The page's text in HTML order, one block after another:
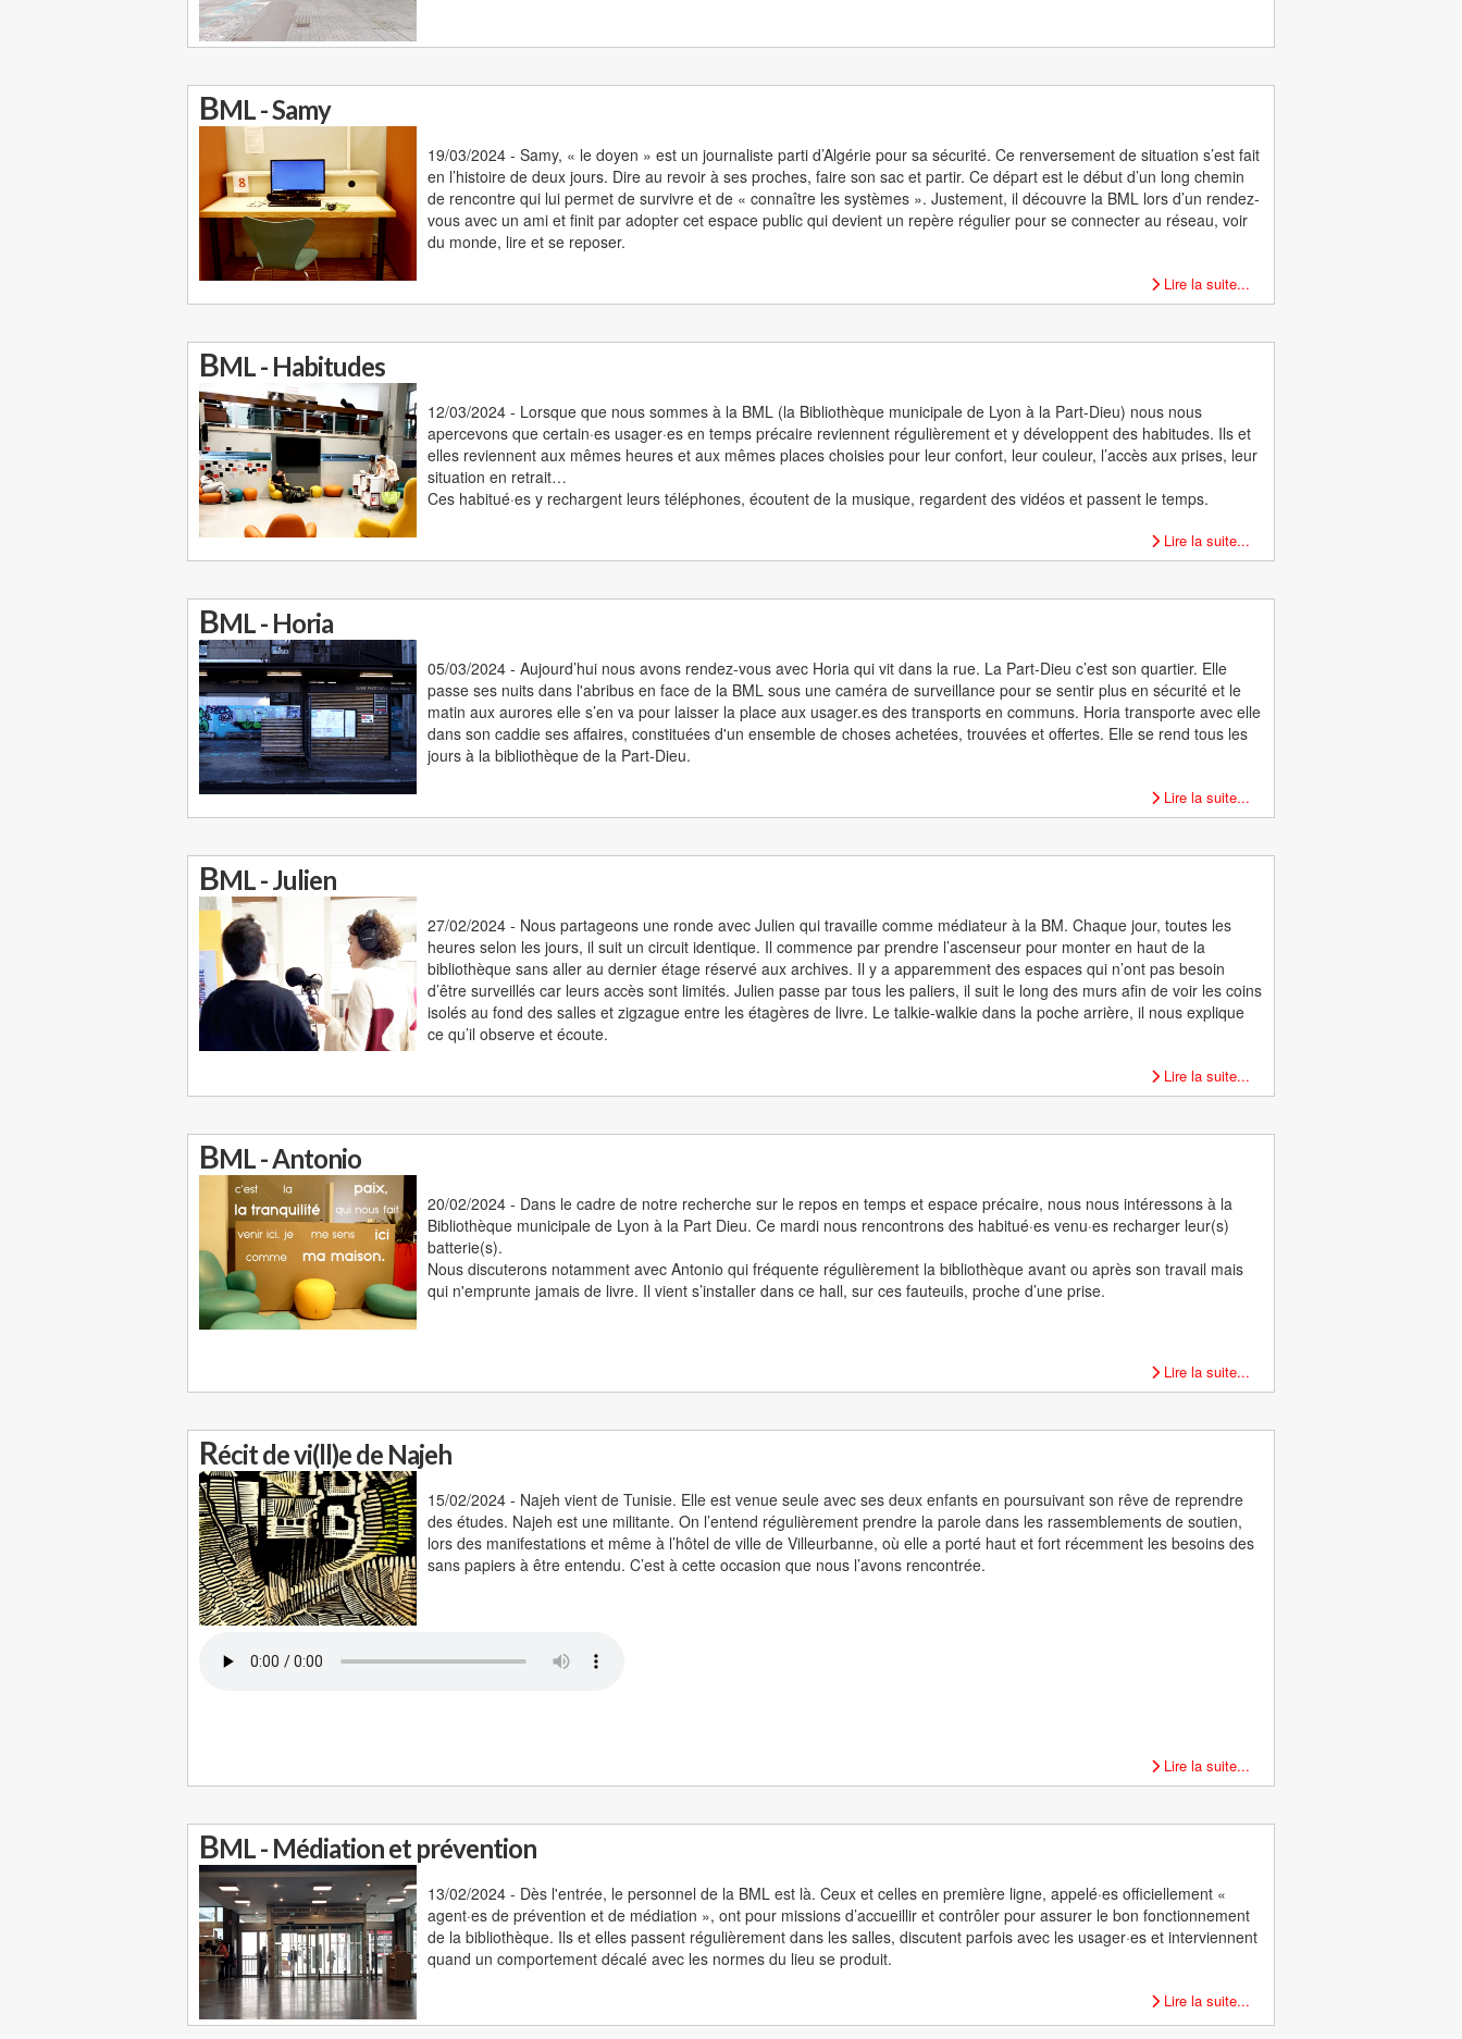
BML - Samy
19/03/2024 - Samy, « le doyen » est un journaliste parti d’Algérie pour sa sécurité. Ce renversement de situation s’est fait
en l’histoire de deux jours. Dire au revoir à ses proches, faire son sac et partir. Ce départ est le début d’un long chemin
de rencontre qui lui permet de survivre et de « connaître les systèmes ». Justement, il découvre la BML lors d’un rendez-
vous avec un ami et finit par adopter cet espace public qui devient un repère régulier pour se connecter au réseau, voir
du monde, lire et se reposer.
Lire la suite...
BML - Habitudes
12/03/2024 - Lorsque que nous sommes à la BML (la Bibliothèque municipale de Lyon à la Part-Dieu) nous nous
apercevons que certain·es usager·es en temps précaire reviennent régulièrement et y développent des habitudes. Ils et
elles reviennent aux mêmes heures et aux mêmes places choisies pour leur confort, leur couleur, l’accès aux prises, leur
situation en retrait…
Ces habitué·es y rechargent leurs téléphones, écoutent de la musique, regardent des vidéos et passent le temps.
Lire la suite...
BML - Horia
05/03/2024 - Aujourd’hui nous avons rendez-vous avec Horia qui vit dans la rue. La Part-Dieu c’est son quartier. Elle
passe ses nuits dans l'abribus en face de la BML sous une caméra de surveillance pour se sentir plus en sécurité et le
matin aux aurores elle s’en va pour laisser la place aux usager.es des transports en communs. Horia transporte avec elle
dans son caddie ses affaires, constituées d'un ensemble de choses achetées, trouvées et offertes. Elle se rend tous les
jours à la bibliothèque de la Part-Dieu.
Lire la suite...
BML - Julien
27/02/2024 - Nous partageons une ronde avec Julien qui travaille comme médiateur à la BM. Chaque jour, toutes les
heures selon les jours, il suit un circuit identique. Il commence par prendre l’ascenseur pour monter en haut de la
bibliothèque sans aller au dernier étage réservé aux archives. Il y a apparemment des espaces qui n’ont pas besoin
d’être surveillés car leurs accès sont limités. Julien passe par tous les paliers, il suit le long des murs afin de voir les coins
isolés au fond des salles et zigzague entre les étagères de livre. Le talkie-walkie dans la poche arrière, il nous explique
ce qu’il observe et écoute.
Lire la suite...
BML - Antonio
20/02/2024 - Dans le cadre de notre recherche sur le repos en temps et espace précaire, nous nous intéressons à la
Bibliothèque municipale de Lyon à la Part Dieu. Ce mardi nous rencontrons des habitué·es venu·es recharger leur(s)
batterie(s).
Nous discuterons notamment avec Antonio qui fréquente régulièrement la bibliothèque avant ou après son travail mais
qui n'emprunte jamais de livre. Il vient s’installer dans ce hall, sur ces fauteuils, proche d’une prise.
Lire la suite...
Récit de vi(ll)e de Najeh
15/02/2024 - Najeh vient de Tunisie. Elle est venue seule avec ses deux enfants en poursuivant son rêve de reprendre
des études. Najeh est une militante. On l’entend régulièrement prendre la parole dans les rassemblements de soutien,
lors des manifestations et même à l’hôtel de ville de Villeurbanne, où elle a porté haut et fort récemment les besoins des
sans papiers à être entendu. C’est à cette occasion que nous l’avons rencontrée.
Lire la suite...
BML - Médiation et prévention
13/02/2024 - Dès l'entrée, le personnel de la BML est là. Ceux et celles en première ligne, appelé·es officiellement «
agent·es de prévention et de médiation », ont pour missions d’accueillir et contrôler pour assurer le bon fonctionnement
de la bibliothèque. Ils et elles passent régulièrement dans les salles, discutent parfois avec les usager·es et interviennent
quand un comportement décalé avec les normes du lieu se produit.
Lire la suite...